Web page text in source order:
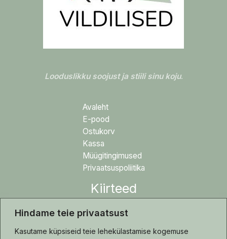
Hindame teie privaatsust
Kasutame küpsiseid teie lehekülastamise kogemuse
Looduslikku soojust ja stiili sinu koju.
Avaleht
E-pood
Ostukorv
Kassa
Müügitingimused
Privaatsuspoliitika
Kiirteed
Blogi